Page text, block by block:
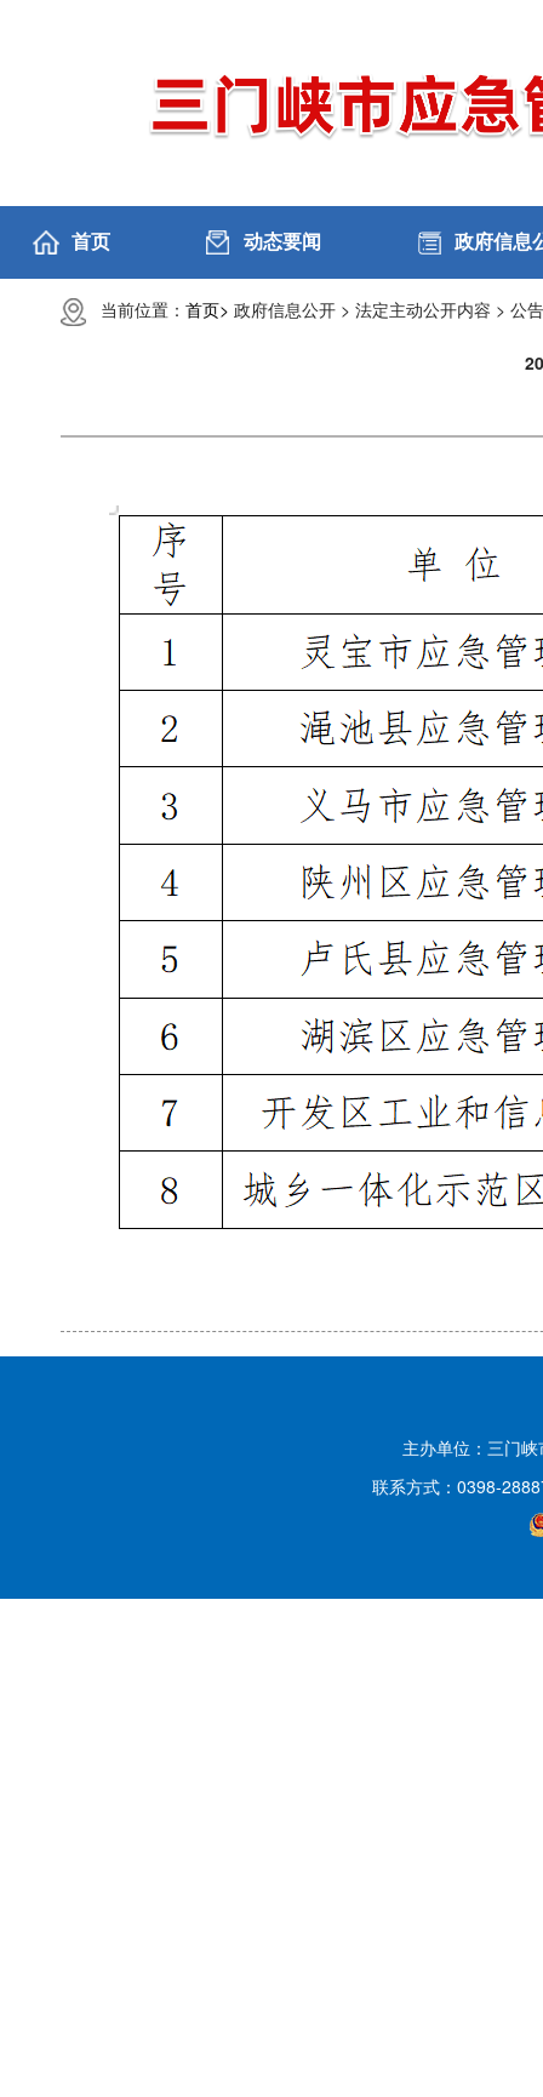
首页 动态要闻 政府信息
当前位置： 首页> 政府信息公开 > 法定主动公开内容 > 公
主办单位：三门
联系方式：0398-